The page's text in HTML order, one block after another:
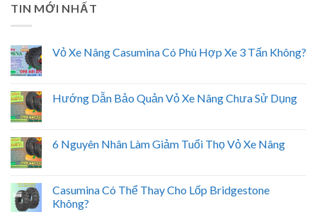
TIN MỚI NHẤT
Vỏ Xe Nâng Casumina Có Phù Hợp Xe 3 Tấn Không?
Hướng Dẫn Bảo Quản Vỏ Xe Nâng Chưa Sử Dụng
6 Nguyên Nhân Làm Giảm Tuổi Thọ Vỏ Xe Nâng
Casumina Có Thể Thay Cho Lốp Bridgestone
Không?